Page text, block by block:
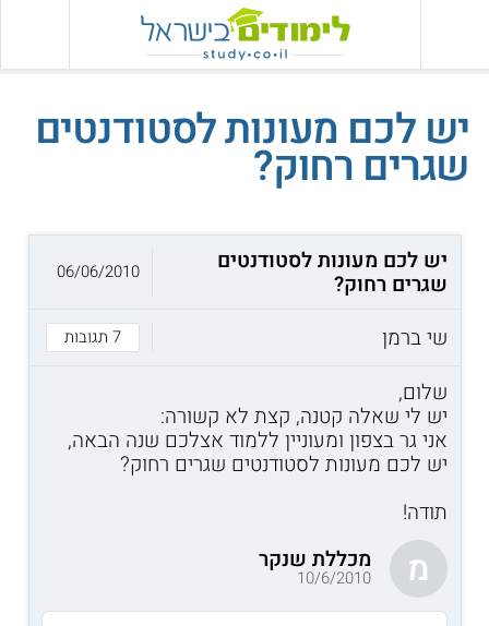
יש לכם מעונות לסטודנטים
שגרים רחוק?
יש לכם מעונות לסטודנטים
שגרים רחוק?
שי ברמן
7 תגובות
06/06/2010
שלום,
יש לי שאלה קטנה, קצת לא קשורה:
אני גר בצפון ומעוניין ללמוד אצלכם שנה הבאה,
יש לכם מעונות לסטודנטים שגרים רחוק?
תודה!
מ מכללת שנקר
10/6/2010